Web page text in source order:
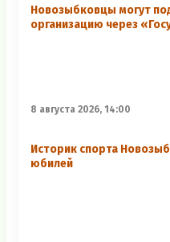
Новозыбковцы могут
организацию через
8 августа 2026, 14:00
Историк спорта
юбилей